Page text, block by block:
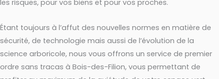
les risques, pour vos biens et pour vos proches.
Étant toujours à l’affut des nouvelles normes en matière de
sécurité, de technologie mais aussi de l’évolution de la
science arboricole, nous vous offrons un service de premier
ordre sans tracas à Bois-des-Filion, vous permettant de